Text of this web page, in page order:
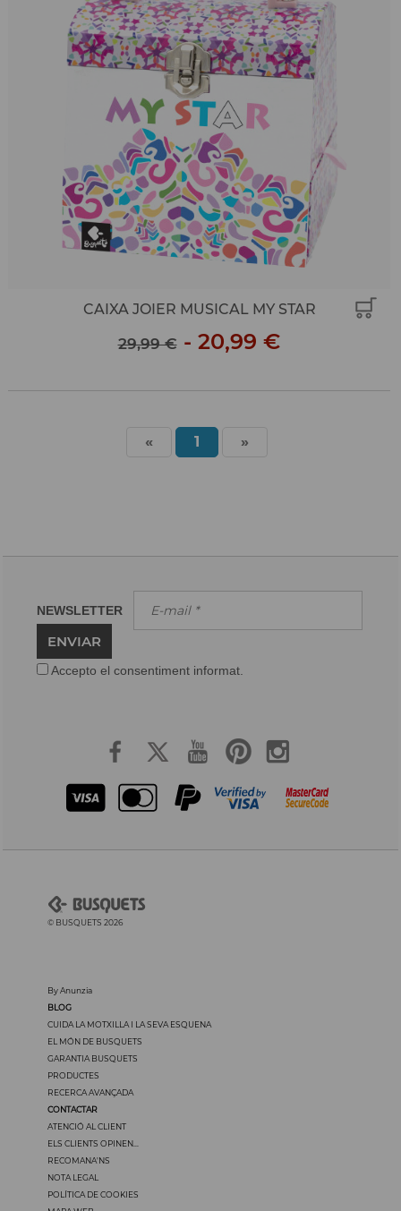
CAIXA JOIER MUSICAL MY STAR
29,99 €- 20,99 €
« 1 »
NEWSLETTER
ENVIAR
Accepto el consentiment informat.
© BUSQUETS 2026
By Anunzia
BLOG
CUIDA LA MOTXILLA I LA SEVA ESQUENA
EL MÓN DE BUSQUETS
GARANTIA BUSQUETS
PRODUCTES
RECERCA AVANÇADA
CONTACTAR
ATENCIÓ AL CLIENT
ELS CLIENTS OPINEN...
RECOMANA'NS
NOTA LEGAL
POLÍTICA DE COOKIES